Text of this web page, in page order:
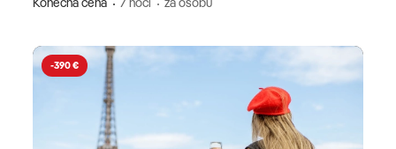
-390 €